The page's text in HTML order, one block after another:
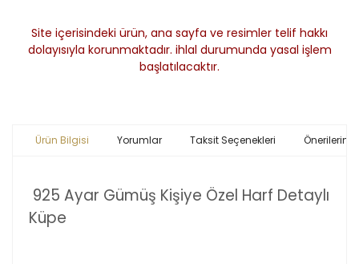
Site içerisindeki ürün, ana sayfa ve resimler telif hakkı
dolayısıyla korunmaktadır. ihlal durumunda yasal işlem
başlatılacaktır.
Ürün Bilgisi Yorumlar Taksit Seçenekleri Önerileriniz
925 Ayar Gümüş Kişiye Özel Harf Detaylı
Küpe